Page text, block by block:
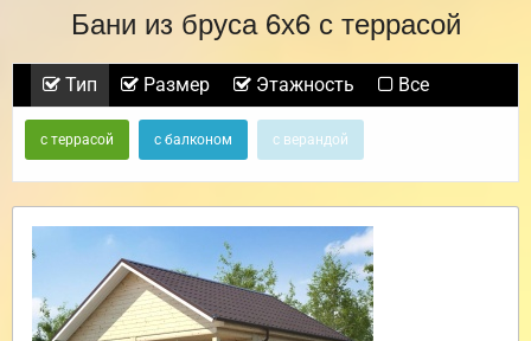
Бани из бруса 6х6 с террасой
Тип Размер Этажность Все
с террасой с балконом с верандой